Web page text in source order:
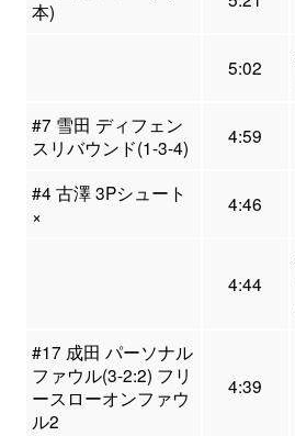
本)
5:02
#7 雪田 ディフェン
スリバウンド(1-3-4)
4:59
#4 古澤 3Pシュート
×
4:46
4:44
#17 成田 パーソナル
ファウル(3-2:2) フリ
ースローオンファウ
ル2
4:39